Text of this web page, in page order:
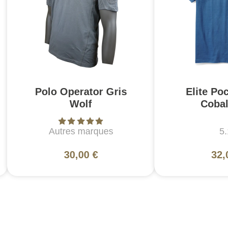
Polo Operator Gris
Wolf
Autres marques
30,00 €
Elite